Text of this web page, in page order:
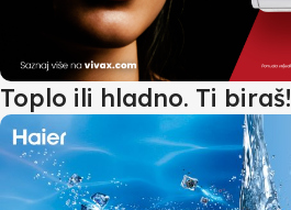
Toplo ili hladno. Ti biraš!